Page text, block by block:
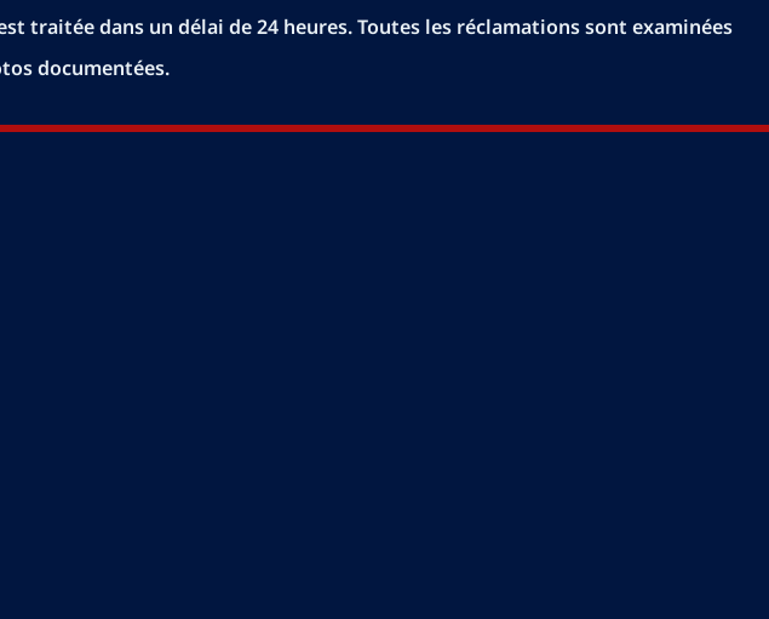
traitée dans un délai de 24 heures. Toutes les réclamations sont examinées
documentées.